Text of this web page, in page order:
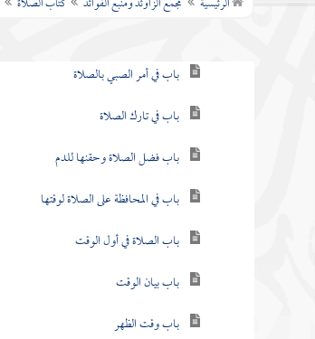
باب في أمر الصبي بالصلاة
باب في تارك الصلاة
باب فضل الصلاة وحقنها للدم
باب في المحافظة على الصلاة لوقتها
باب الصلاة في أول الوقت
باب بيان الوقت
باب وقت الظهر